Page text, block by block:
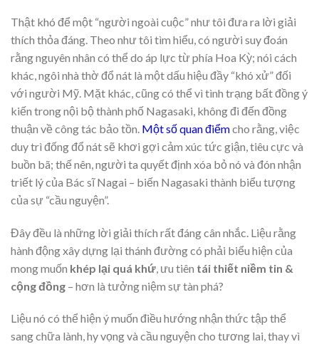
Thật khó để một “người ngoài cuộc” như tôi đưa ra lời giải
thích thỏa đáng. Theo như tôi tìm hiểu, có người suy đoán
rằng nguyên nhân có thể do áp lực từ phía Hoa Kỳ; nói cách
khác, ngôi nhà thờ đổ nát là một dấu hiệu đầy “khó xử” đối
với người Mỹ. Mặt khác, cũng có thể vì tình trạng bất đồng ý
kiến trong nội bộ thành phố Nagasaki, không đi đến đồng
thuận về công tác bảo tồn. Một số quan điểmcho rằng, việc
duy trì đống đổ nát sẽ khơi gợi cảm xúc tức giận, tiêu cực và
buồn bã; thế nên, người ta quyết định xóa bỏ nó và đón nhận
triết lý của Bác sĩ Nagai – biến Nagasaki thành biểu tượng
của sự “cầu nguyện”.
Đây đều là những lời giải thích rất đáng cân nhắc. Liệu rằng
hành động xây dựng lại thánh đường có phải biểu hiện của
mong muốn khép lại quá khứ , ưu tiên tái thiết niềm tin &
cộng đồng – hơn là tưởng niệm sự tàn phá?
Liệu nó có thể hiện ý muốn điều hướng nhận thức tập thể
sang chữa lành, hy vọng và cầu nguyện cho tương lai, thay vì